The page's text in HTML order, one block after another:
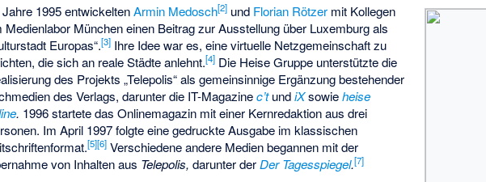
Jahre 1995 entwickeltenArmin Medosch[2] und Florian Rötzer mit Kollegen
Medienlabor München einen Beitrag zur Ausstellung über Luxemburg als
Europas“.[3] Ihre Idee war es, eine virtuelle Netzgemeinschaft zu
die sich an reale Städte anlehnt.[4] Die Heise Gruppe unterstützte die
des Projekts „Telepolis“ als gemeinsinnige Ergänzung bestehender
des Verlags, darunter die IT-Magazinec’tundiXsowieheise
. 1996 startete das Onlinemagazin mit einer Kernredaktion aus drei
Im April 1997 folgte eine gedruckte Ausgabe im klassischen
[5][6] Verschiedene andere Medien begannen mit der
von Inhalten aus Telepolis, darunter derDer Tagesspiegel.[7]